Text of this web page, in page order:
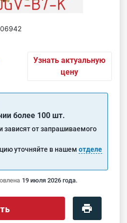
Узнать актуальную
цену
более 100 шт.
зависят от запрашиваемого
уточняйте в нашем отделе
19 июля 2026 года.